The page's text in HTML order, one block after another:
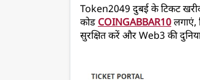
Token2049 दुबई के टिकट
कोड COINGABBAR10 लगाएं,
सुरक्षित करें और Web3 की